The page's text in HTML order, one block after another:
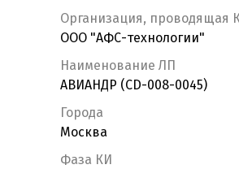
Организация, проводящая
ООО "АФС-технологии"
Наименование ЛП
АВИАНДР (CD-008-0045)
Города
Москва
Фаза КИ